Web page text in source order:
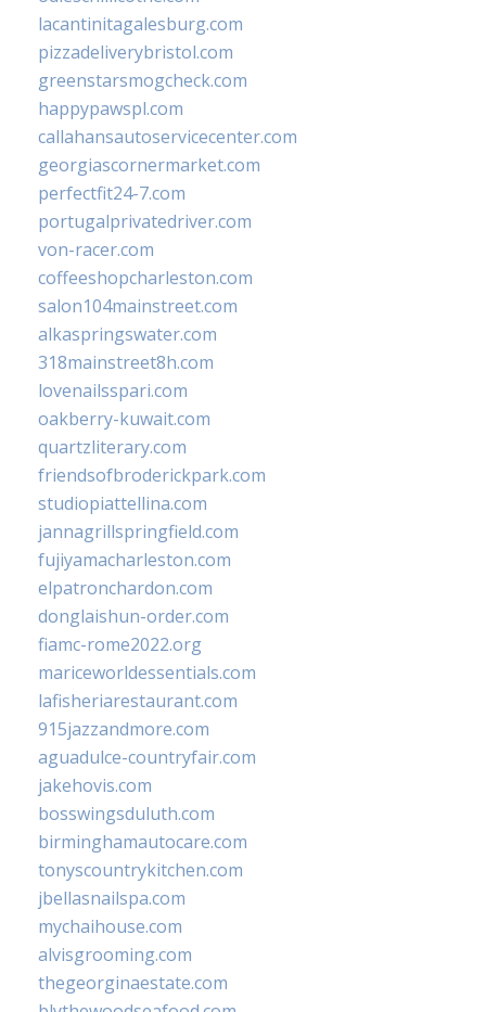
lacantinitagalesburg.com
pizzadeliverybristol.com
greenstarsmogcheck.com
happypawspl.com
callahansautoservicecenter.com
georgiascornermarket.com
perfectfit24-7.com
portugalprivatedriver.com
von-racer.com
coffeeshopcharleston.com
salon104mainstreet.com
alkaspringswater.com
318mainstreet8h.com
lovenailsspari.com
oakberry-kuwait.com
quartzliterary.com
friendsofbroderickpark.com
studiopiattellina.com
jannagrillspringfield.com
fujiyamacharleston.com
elpatronchardon.com
donglaishun-order.com
fiamc-rome2022.org
mariceworldessentials.com
lafisheriarestaurant.com
915jazzandmore.com
aguadulce-countryfair.com
jakehovis.com
bosswingsduluth.com
birminghamautocare.com
tonyscountrykitchen.com
jbellasnailspa.com
mychaihouse.com
alvisgrooming.com
thegeorginaestate.com